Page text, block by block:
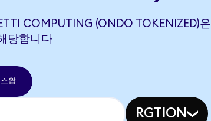
COMPUTING (ONDO TOKENIZED)은
당합니다
왑
RGTION